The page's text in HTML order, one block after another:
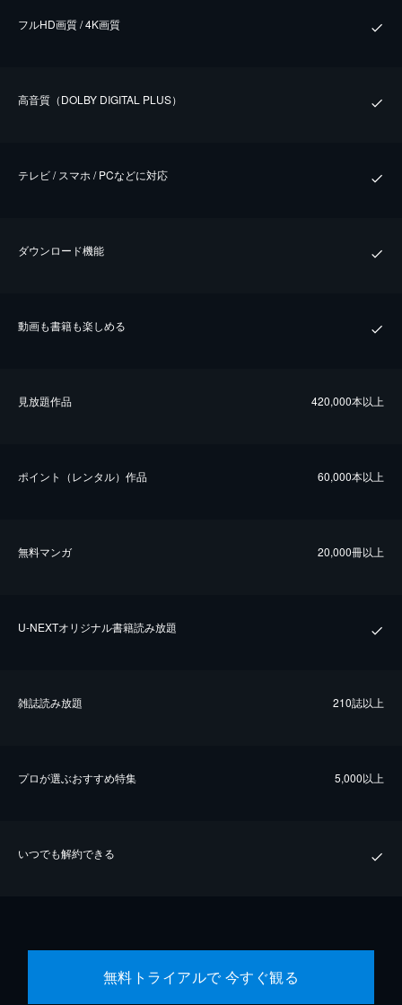
フルHD画質 / 4K画質
⾼⾳質（DOLBY DIGITAL PLUS）
テレビ / スマホ / PCなどに対応
ダウンロード機能
動画も書籍も楽しめる
⾒放題作品 420,000本以上
ポイント（レンタル）作品 60,000本以上
無料マンガ 20,000冊以上
U-NEXTオリジナル書籍読み放題
雑誌読み放題 210誌以上
プロが選ぶおすすめ特集 5,000以上
いつでも解約できる
無料トライアルで 今すぐ観る